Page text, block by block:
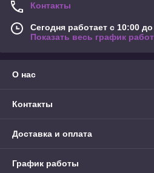
Контакты
Сегодня работает с 10:00
Показать весь график
О нас
Контакты
Доставка и оплата
График работы